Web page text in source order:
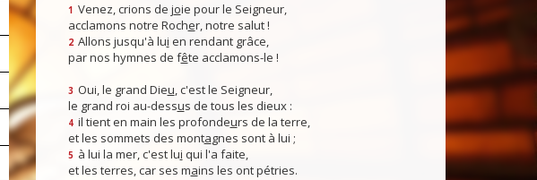
1 Venez, crions de joie pour le Seigneur,
acclamons notre Rocher, notre salut !
2 Allons jusqu'à lui en rendant grâce,
par nos hymnes de fête acclamons-le !
3 Oui, le grand Dieu, c'est le Seigneur,
le grand roi au-dessus de tous les dieux :
4 il tient en main les profondeurs de la terre,
et les sommets des montagnes sont à lui ;
5 à lui la mer, c'est lui qui l'a faite,
et les terres, car ses mains les ont pétries.